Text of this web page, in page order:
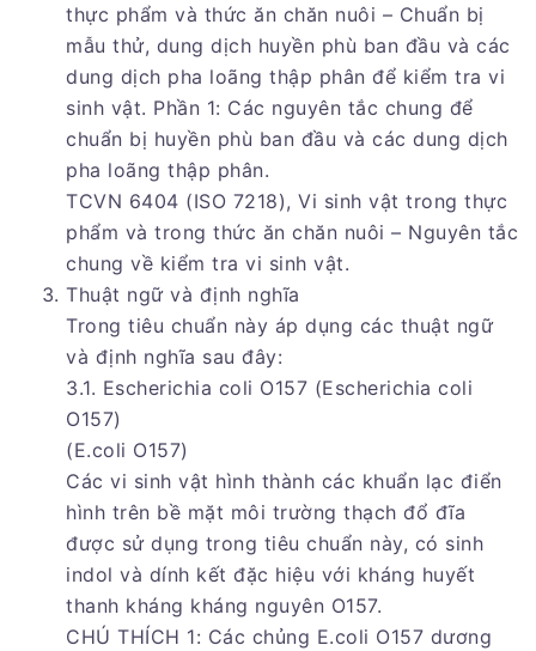
thực phẩm và thức ăn chăn nuôi – Chuẩn bị
mẫu thử, dung dịch huyền phù ban đầu và các
dung dịch pha loãng thập phân để kiểm tra vi
sinh vật. Phần 1: Các nguyên tắc chung để
chuẩn bị huyền phù ban đầu và các dung dịch
pha loãng thập phân.
TCVN 6404 (ISO 7218), Vi sinh vật trong thực
phẩm và trong thức ăn chăn nuôi – Nguyên tắc
chung về kiểm tra vi sinh vật.
Thuật ngữ và định nghĩa
Trong tiêu chuẩn này áp dụng các thuật ngữ
và định nghĩa sau đây:
3.1. Escherichia coli O157 (Escherichia coli
O157)
(E.coli O157)
Các vi sinh vật hình thành các khuẩn lạc điển
hình trên bề mặt môi trường thạch đổ đĩa
được sử dụng trong tiêu chuẩn này, có sinh
indol và dính kết đặc hiệu với kháng huyết
thanh kháng kháng nguyên O157.
CHÚ THÍCH 1: Các chủng E.coli O157 dương